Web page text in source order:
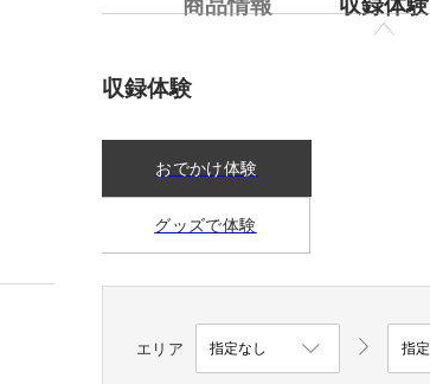
商品情報 収録体験
収録体験
おでかけ体験
グッズで体験
エリア